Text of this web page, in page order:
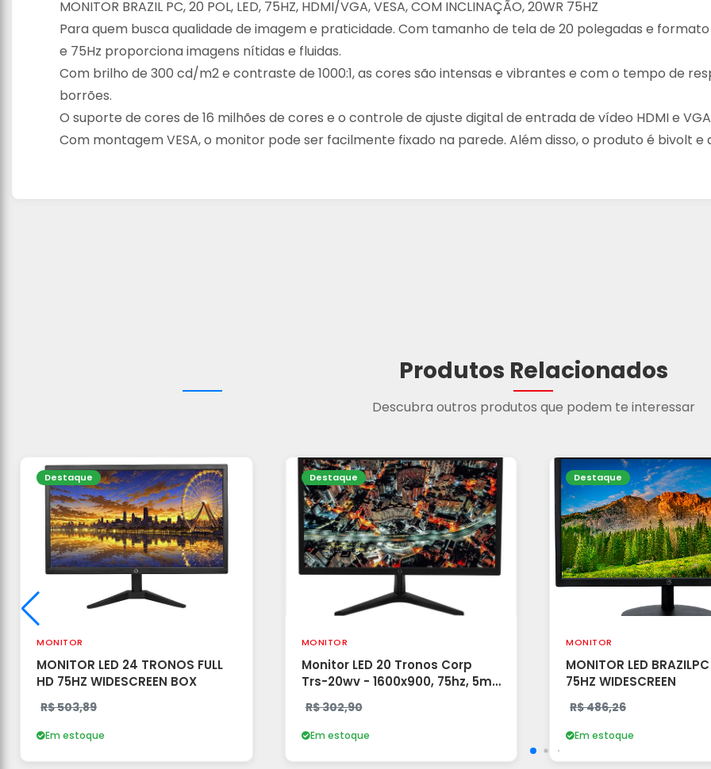
MONITOR BRAZIL PC, 20 POL, LED, 75HZ, HDMI/VGA, VESA, COM INCLINAÇÃO, 20WR 75HZ
Para quem busca qualidade de imagem e praticidade. Com tamanho de tela de 20 polegadas e formato
e 75Hz proporciona imagens nítidas e fluidas.
Com brilho de 300 cd/m2 e contraste de 1000:1, as cores são intensas e vibrantes e com o tempo de
borrões.
O suporte de cores de 16 milhões de cores e o controle de ajuste digital de entrada de vídeo HDMI e
Com montagem VESA, o monitor pode ser facilmente fixado na parede. Além disso, o produto é bivolt e
Produtos Relacionados
Descubra outros produtos que podem te interessar
Destaque
MONITOR
MONITOR LED 24 TRONOS FULL
HD 75HZ WIDESCREEN BOX
R$ 503,89
Em estoque
Destaque
MONITOR
Monitor LED 20 Tronos Corp
Trs-20wv - 1600x900, 75hz, 5ms
R$ 302,90
Em estoque
Destaque
MONITOR
MONITOR LED BRAZILPC 24
75HZ WIDESCREEN
R$ 486,26
Em estoque